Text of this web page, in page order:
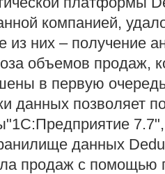
компанией,
из них – получение
объемов продаж,
в первую
данных позволяет
данных
продаж с помощью